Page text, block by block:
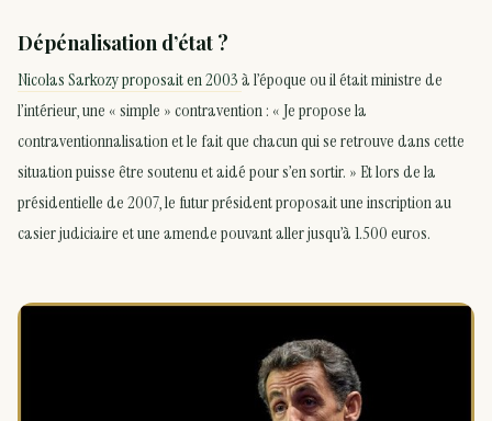
Dépénalisation d’état ?
Nicolas Sarkozy proposait en 2003à l’époque ou il était ministre de
l’intérieur, une « simple » contravention : « Je propose la
contraventionnalisation et le fait que chacun qui se retrouve dans cette
situation puisse être soutenu et aidé pour s’en sortir. » Et lors de la
présidentielle de 2007, le futur président proposait une inscription au
casier judiciaire et une amende pouvant aller jusqu’à 1.500 euros.